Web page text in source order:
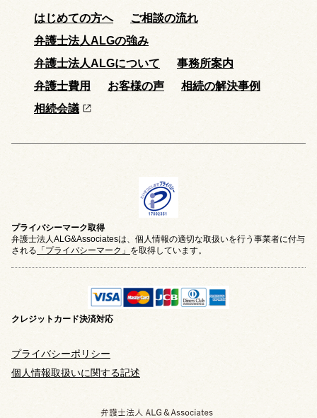
はじめての方へ
ご相談の流れ
弁護士法人ALGの強み
弁護士法人ALGについて
事務所案内
弁護士費用
お客様の声
相続の解決事例
相続会議
プライバシーマーク取得
弁護士法人ALG&Associatesは、個人情報の適切な取扱いを行う事業者に付与
される 「プライバシーマーク」 を取得しています。
クレジットカード決済対応
プライバシーポリシー
個人情報取扱いに関する記述